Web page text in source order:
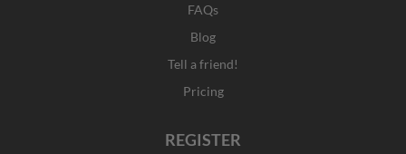
FAQs
Blog
Tell a friend!
Pricing
REGISTER